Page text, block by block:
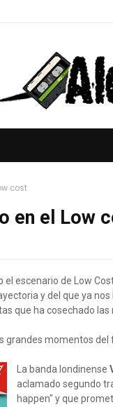
cost
en el Low
el escenario de Low
y del que ya
que ha cosechado
grandes momentos del
La banda londinense
aclamado segundo
happen" y que